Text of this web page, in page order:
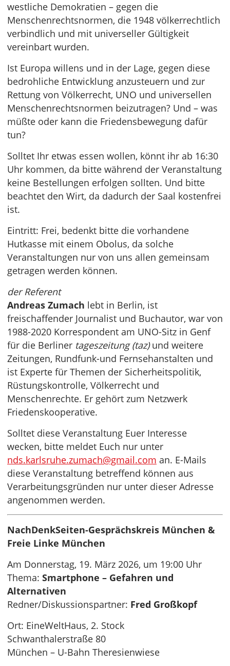
westliche Demokratien – gegen die
Menschenrechtsnormen, die 1948 völkerrechtlich
verbindlich und mit universeller Gültigkeit
vereinbart wurden.
Ist Europa willens und in der Lage, gegen diese
bedrohliche Entwicklung anzusteuern und zur
Rettung von Völkerrecht, UNO und universellen
Menschenrechtsnormen beizutragen? Und – was
müßte oder kann die Friedensbewegung dafür
tun?
Solltet Ihr etwas essen wollen, könnt ihr ab 16:30
Uhr kommen, da bitte während der Veranstaltung
keine Bestellungen erfolgen sollten. Und bitte
beachtet den Wirt, da dadurch der Saal kostenfrei
ist.
Eintritt: Frei, bedenkt bitte die vorhandene
Hutkasse mit einem Obolus, da solche
Veranstaltungen nur von uns allen gemeinsam
getragen werden können.
der Referent
Andreas Zumach lebt in Berlin, ist
freischaffender Journalist und Buchautor, war von
1988-2020 Korrespondent am UNO-Sitz in Genf
für die Berliner tageszeitung (taz)und weitere
Zeitungen, Rundfunk-und Fernsehanstalten und
ist Experte für Themen der Sicherheitspolitik,
Rüstungskontrolle, Völkerrecht und
Menschenrechte. Er gehört zum Netzwerk
Friedenskooperative.
Solltet diese Veranstaltung Euer Interesse
wecken, bitte meldet Euch nur unter
nds.karlsruhe.zumach@gmail.com an. E-Mails
diese Veranstaltung betreffend können aus
Verarbeitungsgründen nur unter dieser Adresse
angenommen werden.
NachDenkSeiten-Gesprächskreis München &
Freie Linke München
Am Donnerstag, 19. März 2026, um 19:00 Uhr
Thema: Smartphone – Gefahren und
Alternativen
Redner/Diskussionspartner: Fred Großkopf
Ort: EineWeltHaus, 2. Stock
Schwanthalerstraße 80
München – U-Bahn Theresienwiese